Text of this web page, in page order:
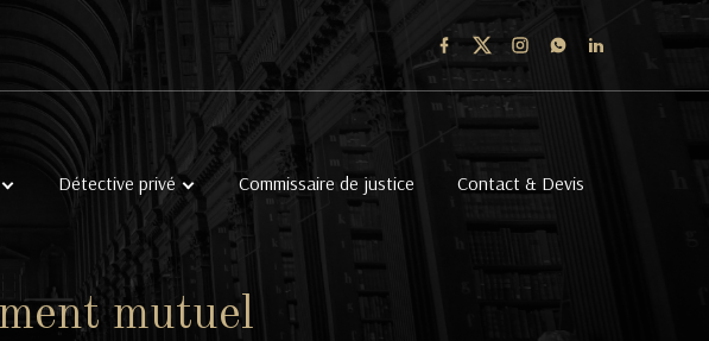
Détective privé Commissaire de justice Contact & Devis
mutuel